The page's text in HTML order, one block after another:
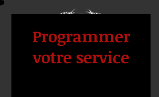
Programmer
votre service